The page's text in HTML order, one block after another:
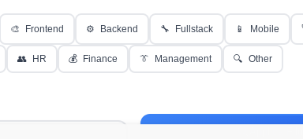
🎨 Frontend ⚙️ Backend 🔧 Fullstack 📱 Mobile
👥 HR 💰 Finance 👔 Management 🔍 Other